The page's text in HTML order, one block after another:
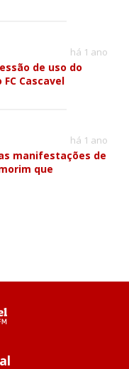
há 1 ano
de uso do
Cascavel
há 1 ano
manifestações de
que